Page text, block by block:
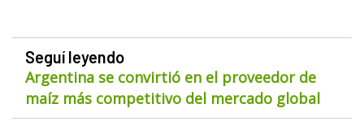
Seguí leyendo
Argentina se convirtió en el proveedor de
maíz más competitivo del mercado global